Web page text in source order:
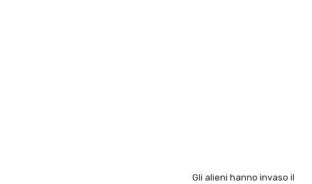
Gli alieni hanno invaso il